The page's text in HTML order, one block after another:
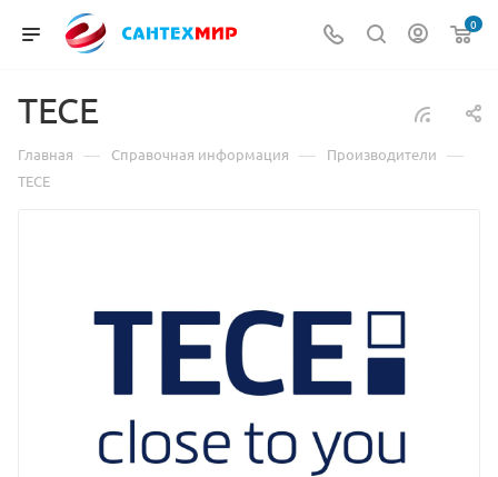
0
TECE
Главная — Справочная информация — Производители —
TECE